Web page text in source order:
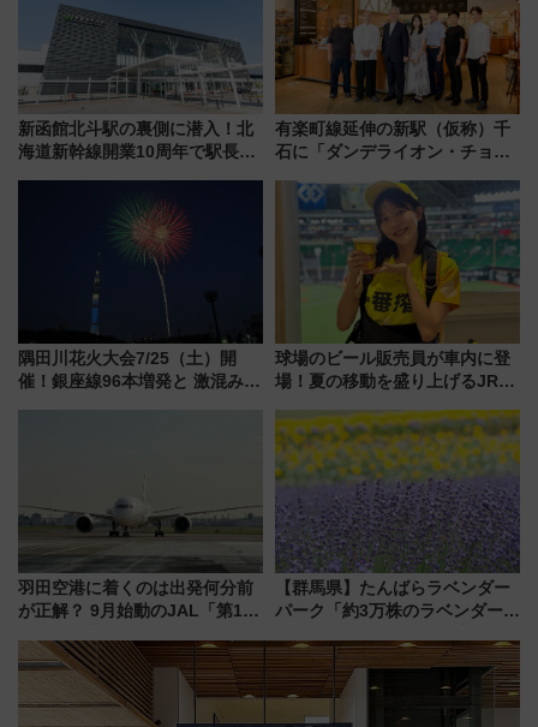
新函館北斗駅の裏側に潜入！北
海道新幹線開業10周年で駅長
ト 参加方法や体験内容を紹介
有楽町線延伸の新駅（仮称）千
石に「ダンデライオン・チョコ
1億円出資で挑む新時代のまちづ
くりとは？
隅田川花火大会7/25（土）開
催！銀座線96本増発と 激混みの
球場のビール販売員が車内に登
場！夏の移動を盛り上げるJR九
月7日限定 ソフトバンクホーク
スとコラボ
羽田空港に着くのは出発何分前
が正解？ 9月始動のJAL「第1タ
歩1キロ超え！ 知っておきたい
変更点まとめ
【群馬県】たんばらラベンダー
パーク「約3万株のラベンダー」
で都心から約1時間半で夏の絶景
を！